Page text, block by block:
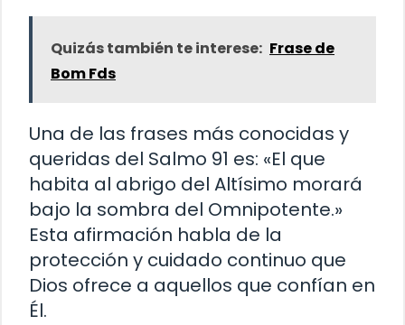
Quizás también te interese: Frase de
Bom Fds
Una de las frases más conocidas y
queridas del Salmo 91 es: «El que
habita al abrigo del Altísimo morará
bajo la sombra del Omnipotente.»
Esta afirmación habla de la
protección y cuidado continuo que
Dios ofrece a aquellos que confían en
Él.